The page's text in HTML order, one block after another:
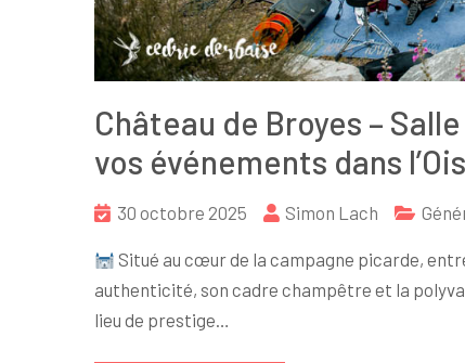
Château de Broyes –
vos événements dans
30 octobre 2025 Simon Lach
Situé au cœur de la campagne picarde,
authenticité, son cadre champêtre et la
lieu de prestige…